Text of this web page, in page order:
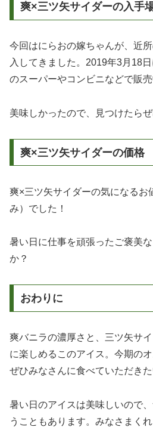
爽×三ツ矢サイダーの入手
今回はにらおの嫁ちゃんが、近
入してきました。2019年3月18
のスーパーやコンビニなどで販売
美味しかったので、見つけたら
爽×三ツ矢サイダーの価格
爽×三ツ矢サイダーの気になるお
み）でした！
暑い日に仕事を頑張ったご褒美
か？
おわりに
爽バニラの濃厚さと、三ツ矢サ
に楽しめるこのアイス。今期の
ぜひみなさんに食べていただきた
暑い日のアイスは美味しいので
うこともあります。みなさまく